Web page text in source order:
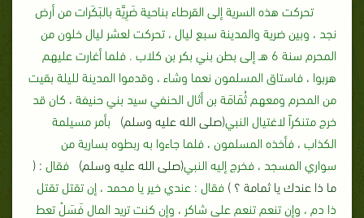
تحركت هذه السرية إلى القرطاء بناحية ضَرِيَّة بالبَكَرات من أرض
نجد ، وبين ضرية والمدينة سبع ليال ، تحركت لعشر ليال خلون من
المحرم سنة 6 هـ إلى بطن بني بكر بن كلاب ‏.‏ فلما أغارت عليهم
هربوا ، فاستاق المسلمون نعما وشاء ، وقدموا المدينة لليلة بقيت
من المحرم ومعهم ثُمَامَة بن أثال الحنفي سيد بني حنيفة ، كان قد
خرج متنكراً لاغتيال النبي(صلى الله عليه وسلم)
بأمر مسيلمة
الكذاب ، فأخذه المسلمون ، فلما جاءوا به ربطوه بسارية من
سواري المسجد ، فخرج إليه النبي(صلى الله عليه وسلم) فقال ‏:‏ ‏(‏
ما ذا عندك يا ثمامة‏ ؟ ‏‏)‏ فقال ‏:‏ عندي خير يا محمد ، إن تقتل تقتل
ذا دم ، وإن تنعم تنعم على شاكر ، وإن كنت تريد المال فَسَلْ تعط